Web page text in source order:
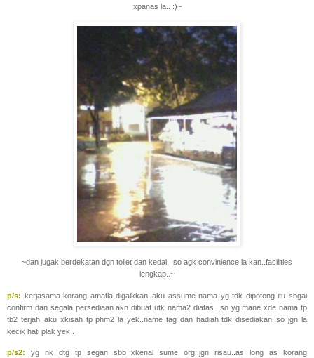
xpanas la.. :)~
~dan jugak berdekatan dgn toilet dan kedai...so agk convinience la kan..facilities
lengkap..~
p/s: kerjasama korang amatla digalkkan..aku assume nama yg tdk dipotong itu sbgai
confirm dan segala persediaan akn dibuat utk nama2 diatas...so yg mane xde nama tp
tb2 terjah..aku xkisah tp phm2 la yek..name tag dan hadiah tdk disediakan..so jgn la
kecik hati plak yek..
p/s2: yg nk dtg tp segan sbb xkenal sume org..jgn risau..as long as korang